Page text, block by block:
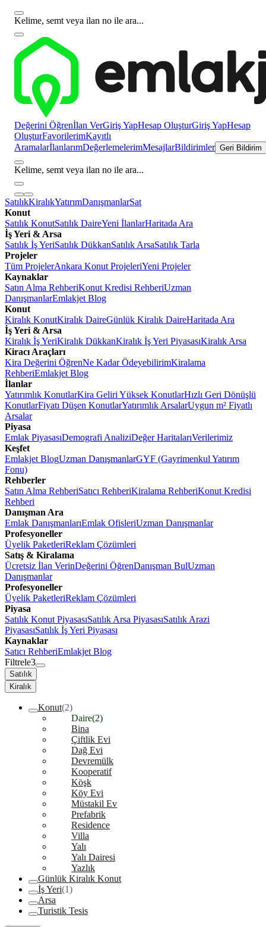
Kelime, semt veya ilan no ile ara...
Değerini Öğrenİlan VerGiriş YapHesap OluşturGiriş YapHesap
OluşturFavorilerimKayıtlı
AramalarİlanlarımDeğerlemelerimMesajlarBildirimler Geri Bildirim
Kelime, semt veya ilan no ile ara...
SatılıkKiralıkYatırımDanışmanlarSat
Konut
Satılık KonutSatılık DaireYeni İlanlarHaritada Ara
İş Yeri & Arsa
Satılık İş YeriSatılık DükkanSatılık ArsaSatılık Tarla
Projeler
Tüm ProjelerAnkara Konut ProjeleriYeni Projeler
Kaynaklar
Satın Alma RehberiKonut Kredisi RehberiUzman
DanışmanlarEmlakjet Blog
Konut
Kiralık KonutKiralık DaireGünlük Kiralık DaireHaritada Ara
İş Yeri & Arsa
Kiralık İş YeriKiralık DükkanKiralık İş Yeri PiyasasıKiralık Arsa
Kiracı Araçları
Kira Değerini ÖğrenNe Kadar ÖdeyebilirimKiralama
RehberiEmlakjet Blog
İlanlar
Yatırımlık KonutlarKira Geliri Yüksek KonutlarHızlı Geri Dönüşlü
KonutlarFiyatı Düşen KonutlarYatırımlık ArsalarUygun m² Fiyatlı
Arsalar
Piyasa
Emlak PiyasasıDemografi AnaliziDeğer HaritalarıVerilerimiz
Keşfet
Emlakjet BlogUzman DanışmanlarGYF (Gayrimenkul Yatırım
Fonu)
Rehberler
Satın Alma RehberiSatıcı RehberiKiralama RehberiKonut Kredisi
Rehberi
Danışman Ara
Emlak DanışmanlarıEmlak OfisleriUzman Danışmanlar
Profesyoneller
Üyelik PaketleriReklam Çözümleri
Satış & Kiralama
Ücretsiz İlan VerinDeğerini ÖğrenDanışman BulUzman
Danışmanlar
Profesyoneller
Üyelik PaketleriReklam Çözümleri
Piyasa
Satılık Konut PiyasasıSatılık Arsa PiyasasıSatılık Arazi
PiyasasıSatılık İş Yeri Piyasası
Kaynaklar
Satıcı RehberiEmlakjet Blog
Filtrele3
Satılık
Kiralık
Konut(2)
Daire(2)
Bina
Çiftlik Evi
Dağ Evi
Devremülk
Kooperatif
Köşk
Köy Evi
Müstakil Ev
Prefabrik
Residence
Villa
Yalı
Yalı Dairesi
Yazlık
Günlük Kiralık Konut
İş Yeri(1)
Arsa
Turistik Tesis